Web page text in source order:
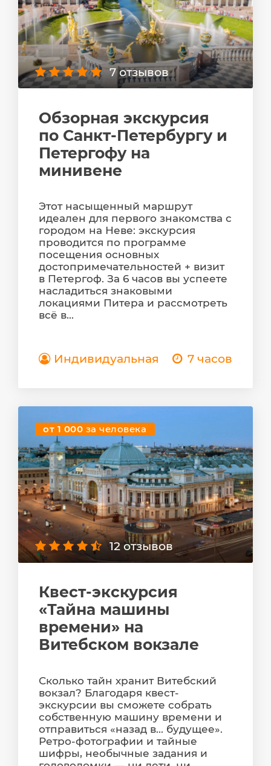
7 отзывов
Обзорная экскурсия
по Санкт-Петербургу и
Петергофу на
минивене
Этот насыщенный маршрут
идеален для первого знакомства с
городом на Неве: экскурсия
проводится по программе
посещения основных
достопримечательностей + визит
в Петергоф. За 6 часов вы успеете
насладиться знаковыми
локациями Питера и рассмотреть
всё в...
Индивидуальная 7 часов
от 1 000 за человека
12 отзывов
Квест-экскурсия
«Тайна машины
времени» на
Витебском вокзале
Сколько тайн хранит Витебский
вокзал? Благодаря квест-
экскурсии вы сможете собрать
собственную машину времени и
отправиться «назад в... будущее».
Ретро-фотографии и тайные
шифры, необычные задания и